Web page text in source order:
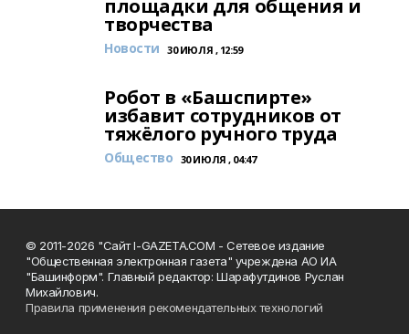
площадки для общения и
творчества
Новости 30 ИЮЛЯ , 12:59
Робот в «Башспирте»
избавит сотрудников от
тяжёлого ручного труда
Общество 30 ИЮЛЯ , 04:47
© 2011-2026 "Сайт I-GAZETA.COM - Сетевое издание
"Общественная электронная газета" учреждена АО ИА
"Башинформ". Главный редактор: Шарафутдинов Руслан
Михайлович.
Правила применения рекомендательных технологий